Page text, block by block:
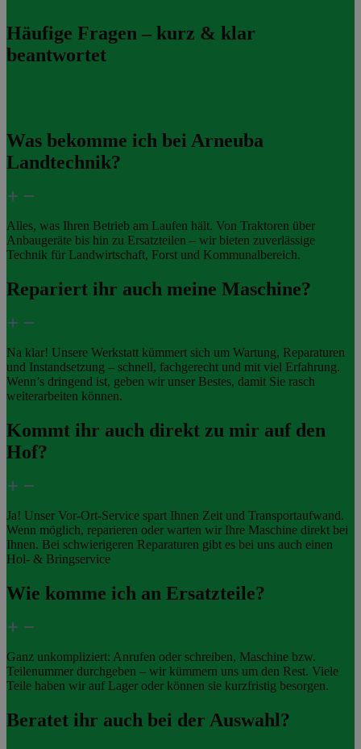
Häufige Fragen – kurz & klar
beantwortet
Was bekomme ich bei Arneuba
Landtechnik?
Alles, was Ihren Betrieb am Laufen hält. Von Traktoren über
Anbaugeräte bis hin zu Ersatzteilen – wir bieten zuverlässige
Technik für Landwirtschaft, Forst und Kommunalbereich.
Repariert ihr auch meine Maschine?
Na klar! Unsere Werkstatt kümmert sich um Wartung, Reparaturen
und Instandsetzung – schnell, fachgerecht und mit viel Erfahrung.
Wenn’s dringend ist, geben wir unser Bestes, damit Sie rasch
weiterarbeiten können.
Kommt ihr auch direkt zu mir auf den
Hof?
Ja! Unser Vor-Ort-Service spart Ihnen Zeit und Transportaufwand.
Wenn möglich, reparieren oder warten wir Ihre Maschine direkt bei
Ihnen. Bei schwierigeren Reparaturen gibt es bei uns auch einen
Hol- & Bringservice
Wie komme ich an Ersatzteile?
Ganz unkompliziert: Anrufen oder schreiben, Maschine bzw.
Teilenummer durchgeben – wir kümmern uns um den Rest. Viele
Teile haben wir auf Lager oder können sie kurzfristig besorgen.
Beratet ihr auch bei der Auswahl?